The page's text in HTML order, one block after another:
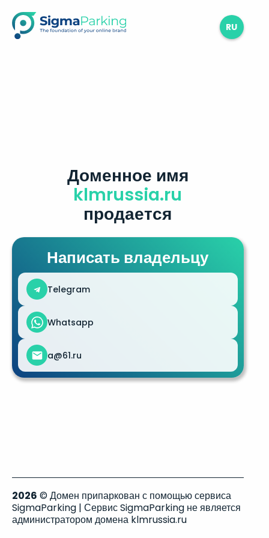
RU
Доменное имя
klmrussia.ru
продается
Написать владельцу
Telegram
Whatsapp
a@61.ru
2026 © Домен припаркован с помощью сервиса
SigmaParking | Сервис SigmaParking не является
администратором домена klmrussia.ru